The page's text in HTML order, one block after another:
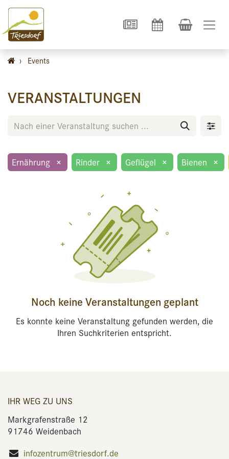
› Events
VERANSTALTUNGEN
Ernährung × Rinder × Geflügel × Bienen ×
Noch keine Veranstaltungen geplant
Es konnte keine Veranstaltung gefunden werden, die
Ihren Suchkriterien entspricht.
IHR WEG ZU UNS
Markgrafenstraße 12
91746 Weidenbach
infozentrum@triesdorf.de